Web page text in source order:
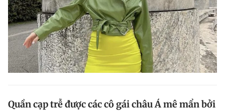
Quần cạp trễ được các cô gái châu Á mê mẩn bởi